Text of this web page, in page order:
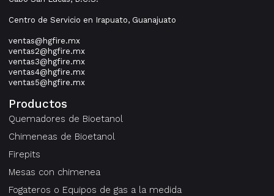
Centro de Servicio en Irapuato, Guanajuato
ventas@hgfire.mx
ventas2@hgfire.mx
ventas3@hgfire.mx
ventas4@hgfire.mx
ventas5@hgfire.mx
Productos
Quemadores de Bioetanol
Chimeneas de Bioetanol
Firepits
Mesas con chimenea
Fogateros o Equipos de gas a la medida